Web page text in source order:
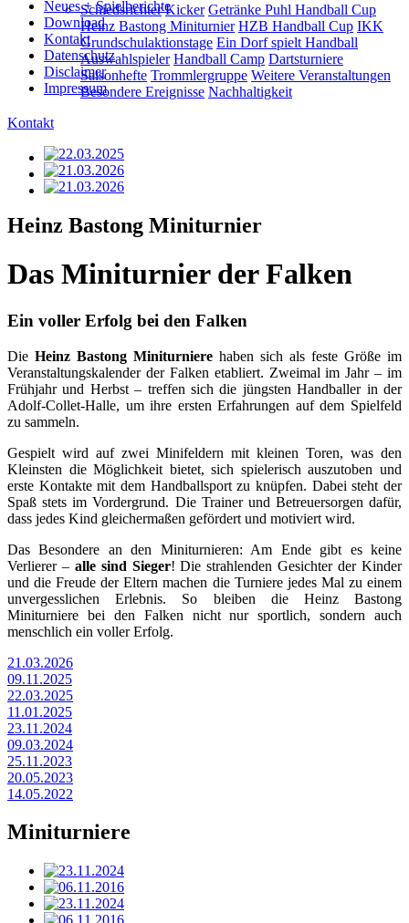
Neues + Spielberichte
Download
Kontakt
Datenschutz
Disclaimer
Impressum
Schiedsrichter Kicker Getränke Puhl Handball Cup
Heinz Bastong Miniturnier HZB Handball Cup IKK
Grundschulaktionstage Ein Dorf spielt Handball
Auswahlspieler Handball Camp Dartsturniere
Saisonhefte Trommlergruppe Weitere Veranstaltungen
Besondere Ereignisse Nachhaltigkeit
Kontakt
Heinz Bastong Miniturnier
Das Miniturnier der Falken
Ein voller Erfolg bei den Falken
Die Heinz Bastong Miniturniere haben sich als feste Größe im
Veranstaltungskalender der Falken etabliert. Zweimal im Jahr – im
Frühjahr und Herbst – treffen sich die jüngsten Handballer in der
Adolf-Collet-Halle, um ihre ersten Erfahrungen auf dem Spielfeld
zu sammeln.
Gespielt wird auf zwei Minifeldern mit kleinen Toren, was den
Kleinsten die Möglichkeit bietet, sich spielerisch auszutoben und
erste Kontakte mit dem Handballsport zu knüpfen. Dabei steht der
Spaß stets im Vordergrund. Die Trainer und Betreuersorgen dafür,
dass jedes Kind gleichermaßen gefördert und motiviert wird.
Das Besondere an den Miniturnieren: Am Ende gibt es keine
Verlierer – alle sind Sieger! Die strahlenden Gesichter der Kinder
und die Freude der Eltern machen die Turniere jedes Mal zu einem
unvergesslichen Erlebnis. So bleiben die Heinz Bastong
Miniturniere bei den Falken nicht nur sportlich, sondern auch
menschlich ein voller Erfolg.
21.03.2026
09.11.2025
22.03.2025
11.01.2025
23.11.2024
09.03.2024
25.11.2023
20.05.2023
14.05.2022
Miniturniere